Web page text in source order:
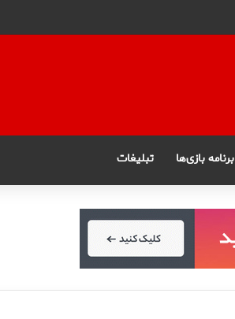
برنامه بازی‌ها تبلیغات